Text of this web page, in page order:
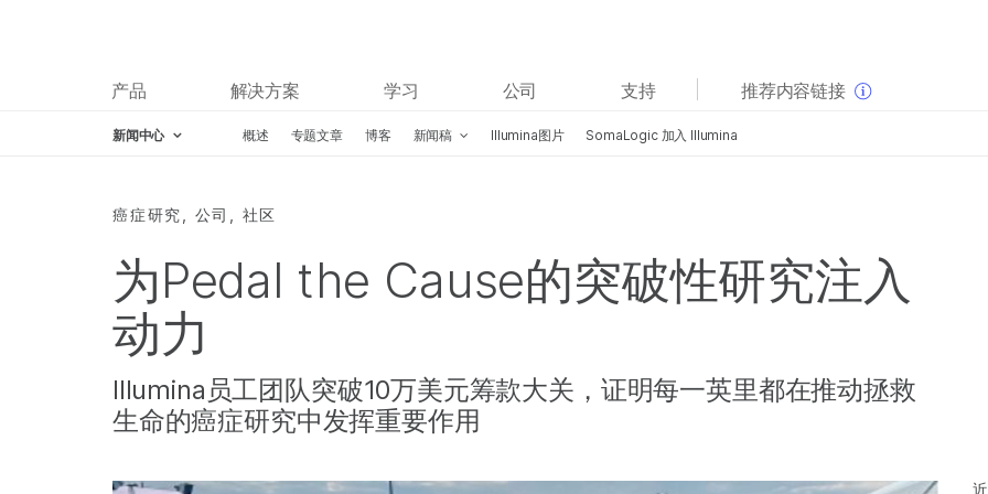
产品 解决方案 学习 公司 支持 推荐内容链接
新闻中心 概述 专题文章 博客 新闻稿 Illumina图片 SomaLogic 加入 Illumina
癌症研究, 公司, 社区
为Pedal the Cause的突破性研究注入
动力
Illumina员工团队突破10万美元筹款大关，证明每一英里都在推动拯救
生命的癌症研究中发挥重要作用
查看更多相关内容。选择您感兴趣的领域:
癌症研究